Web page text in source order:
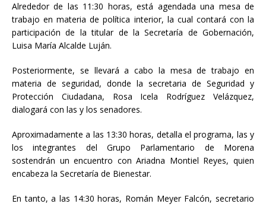
Alrededor de las 11:30 horas, está agendada una mesa de
trabajo en materia de política interior, la cual contará con la
participación de la titular de la Secretaría de Gobernación,
Luisa María Alcalde Luján.
Posteriormente, se llevará a cabo la mesa de trabajo en
materia de seguridad, donde la secretaria de Seguridad y
Protección Ciudadana, Rosa Icela Rodríguez Velázquez,
dialogará con las y los senadores.
Aproximadamente a las 13:30 horas, detalla el programa, las y
los integrantes del Grupo Parlamentario de Morena
sostendrán un encuentro con Ariadna Montiel Reyes, quien
encabeza la Secretaría de Bienestar.
En tanto, a las 14:30 horas, Román Meyer Falcón, secretario